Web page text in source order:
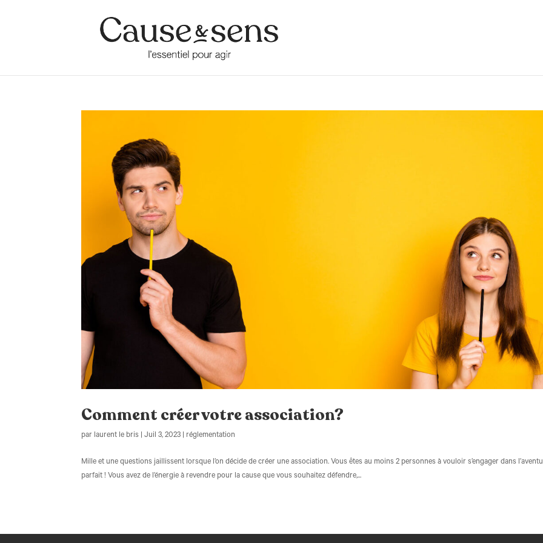
Comment créer votre association?
par laurent le bris |Juil 3, 2023 | réglementation
Mille et une questions jaillissent lorsque l’on décide de créer une association. Vous êtes au moins 2 personnes à vouloir s’engager dans
parfait ! Vous avez de l’énergie à revendre pour la cause que vous souhaitez défendre,...